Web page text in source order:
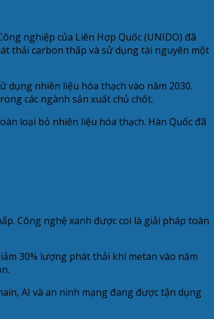
nghiệp của Liên Hợp Quốc (UNIDO) đã
thải carbon thấp và sử dụng tài nguyên một
dụng nhiên liệu hóa thạch vào năm 2030.
các ngành sản xuất chủ chốt.
loại bỏ nhiên liệu hóa thạch. Hàn Quốc đã
Công nghệ xanh được coi là giải pháp toàn
30% lượng phát thải khí metan vào năm
AI và an ninh mạng đang được tận dụng